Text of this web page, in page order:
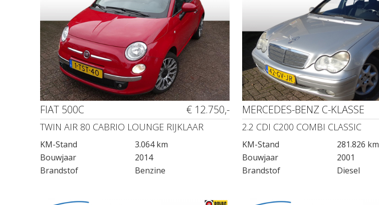
FIAT 500C € 12.750,-
TWIN AIR 80 CABRIO LOUNGE RIJKLAAR
KM-Stand
3.064 km
Bouwjaar
2014
Brandstof
Benzine
MERCEDES-BENZ C-KLASSE
2.2 CDI C200 COMBI CLASSIC
KM-Stand
281.826 km
Bouwjaar
2001
Brandstof
Diesel